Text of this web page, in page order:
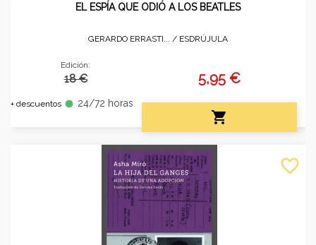
EL ESPÍA QUE ODIÓ A LOS BEATLES
GERARDO ERRASTI... / ESDRÚJULA
Edición:
18 €
+ descuentos fiber_manual_record 24/72 horas
5,95 €

favorite_border